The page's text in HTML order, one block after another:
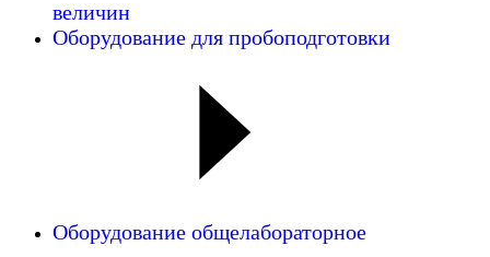
величин
Оборудование для пробоподготовки
Оборудование общелабораторное